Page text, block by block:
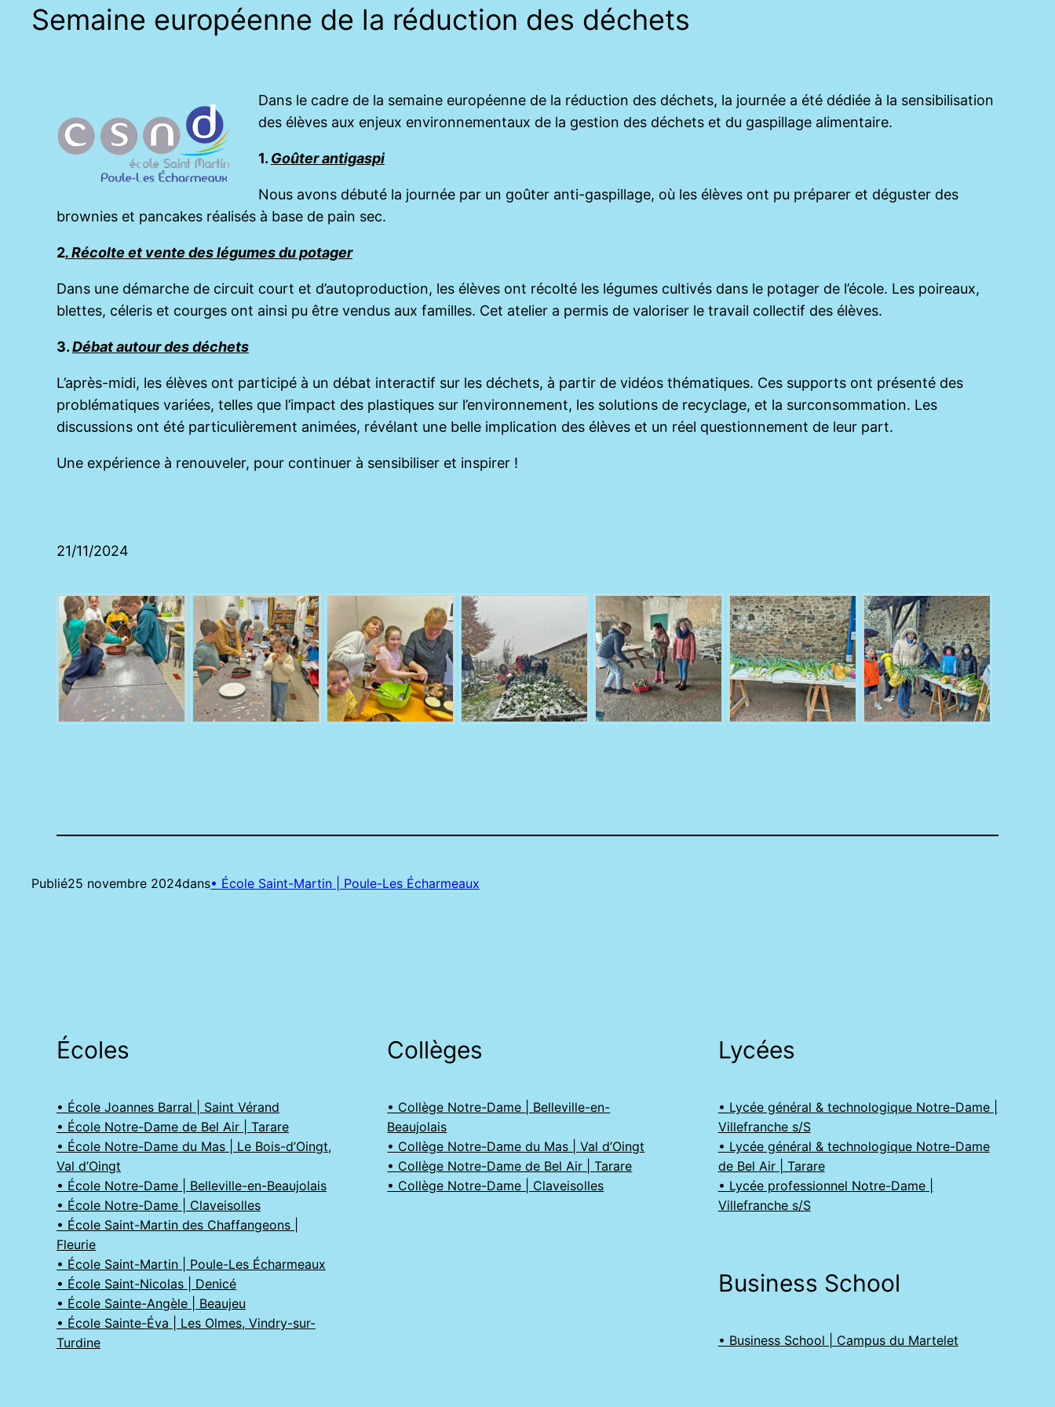
Semaine européenne de la réduction des déchets
Dans le cadre de la semaine européenne de la réduction des déchets, la journée a été dédiée à la sensibilisation
des élèves aux enjeux environnementaux de la gestion des déchets et du gaspillage alimentaire.
1. Goûter antigaspi
Nous avons débuté la journée par un goûter anti-gaspillage, où les élèves ont pu préparer et déguster des
brownies et pancakes réalisés à base de pain sec.
2. Récolte et vente des légumes du potager
Dans une démarche de circuit court et d’autoproduction, les élèves ont récolté les légumes cultivés dans le potager de l’école. Les poireaux,
blettes, céleris et courges ont ainsi pu être vendus aux familles. Cet atelier a permis de valoriser le travail collectif des élèves.
3.Débat autour des déchets
L’après-midi, les élèves ont participé à un débat interactif sur les déchets, à partir de vidéos thématiques. Ces supports ont présenté des
problématiques variées, telles que l’impact des plastiques sur l’environnement, les solutions de recyclage, et la surconsommation. Les
discussions ont été particulièrement animées, révélant une belle implication des élèves et un réel questionnement de leur part.
Une expérience à renouveler, pour continuer à sensibiliser et inspirer !
21/11/2024
Publié25 novembre 2024dans• École Saint-Martin | Poule-Les Écharmeaux
Écoles
• École Joannes Barral | Saint Vérand
• École Notre-Dame de Bel Air | Tarare
• École Notre-Dame du Mas | Le Bois-d’Oingt,
Val d’Oingt
• École Notre-Dame | Belleville-en-Beaujolais
• École Notre-Dame | Claveisolles
• École Saint-Martin des Chaffangeons |
Fleurie
• École Saint-Martin | Poule-Les Écharmeaux
• École Saint-Nicolas | Denicé
• École Sainte-Angèle | Beaujeu
• École Sainte-Éva | Les Olmes, Vindry-sur-
Turdine
Collèges
• Collège Notre-Dame | Belleville-en-
Beaujolais
• Collège Notre-Dame du Mas | Val d’Oingt
• Collège Notre-Dame de Bel Air | Tarare
• Collège Notre-Dame | Claveisolles
Lycées
• Lycée général & technologique Notre-Dame |
Villefranche s/S
• Lycée général & technologique Notre-Dame
de Bel Air | Tarare
• Lycée professionnel Notre-Dame |
Villefranche s/S
Business School
• Business School | Campus du Martelet